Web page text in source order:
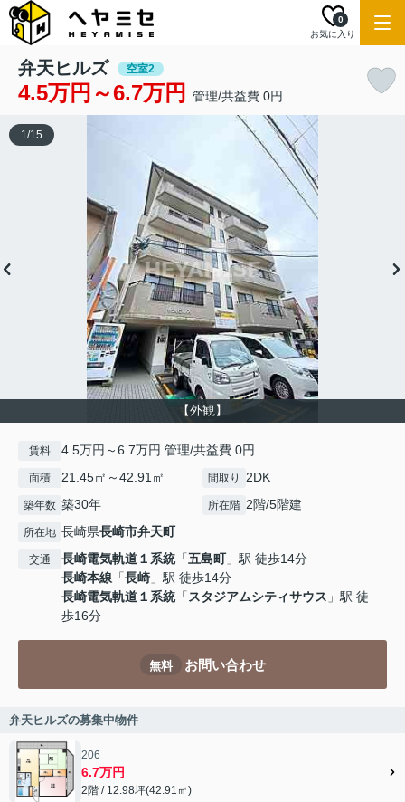
お気に入り
0
弁天ヒルズ 空室2
4.5万円～6.7万円 管理/共益費 0円
【外観】
1/15
賃料 4.5万円～6.7万円 管理/共益費 0円
面積 21.45㎡～42.91㎡ 間取り 2DK
築年数 築30年 所在階 2階/5階建
所在地 長崎県長崎市弁天町
交通 長崎電気軌道１系統「五島町」駅 徒歩14分
長崎本線 「長崎 」駅 徒歩14分
長崎電気軌道１系統「スタジアムシティサウス 」駅 徒
歩16分
無料 お問い合わせ
弁天ヒルズの募集中物件
206
6.7万円
2階 / 12.98坪(42.91㎡)